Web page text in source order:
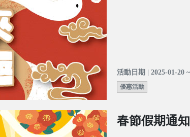
活動日期 | 2025-01-20
優惠活動
春節假期通知